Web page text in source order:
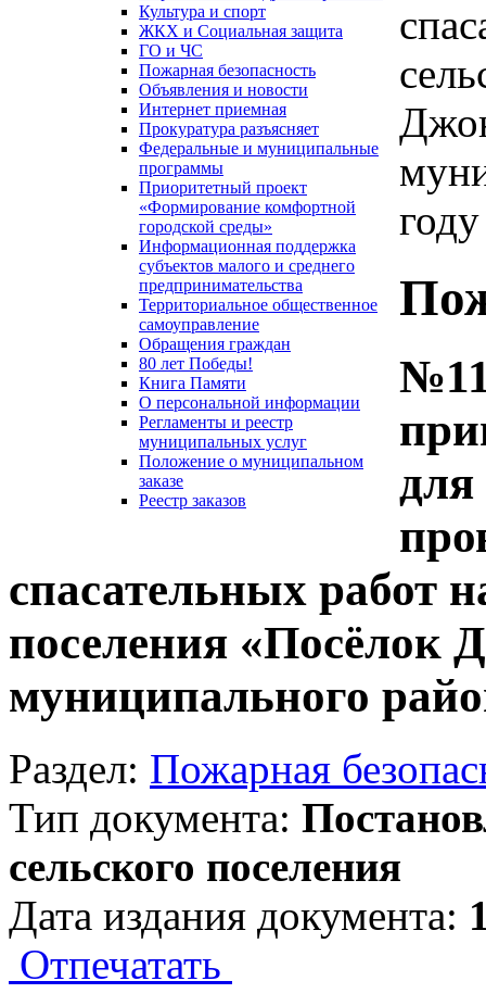
Культура и спорт
ЖКХ и Социальная защита
ГО и ЧС
Пожарная безопасность
Объявления и новости
Интернет приемная
Прокуратура разъясняет
Федеральные и муниципальные
программы
Приоритетный проект
«Формирование комфортной
городской среды»
Информационная поддержка
субъектов малого и среднего
предпринимательства
Территориальное общественное
самоуправление
Обращения граждан
80 лет Победы!
Книга Памяти
О персональной информации
Регламенты и реестр
муниципальных услуг
Положение о муниципальном
заказе
Реестр заказов
году
спасательных работ
поселения «Посёлок
муниципального
Раздел: Пожарная
Тип документа:
сельского поселения
Дата издания документа:
Отпечатать